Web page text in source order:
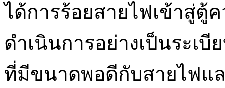
ได้การร้อยสายไฟเข้าสู่ตู้
ดำเนินการอย่างเป็นระเบี
ที่มีขนาดพอดีกับสายไฟแ